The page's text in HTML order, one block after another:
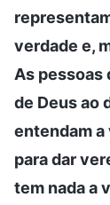
verdade e,
As pessoas
de Deus ao
entendam a
para dar
tem nada a